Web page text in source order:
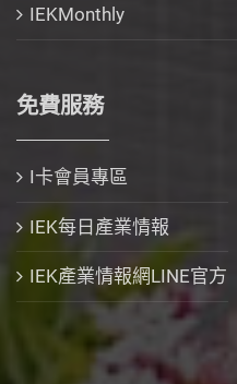
IEKMonthly
免費服務
I卡會員專區
IEK每日產業情報
IEK產業情報網LINE官方